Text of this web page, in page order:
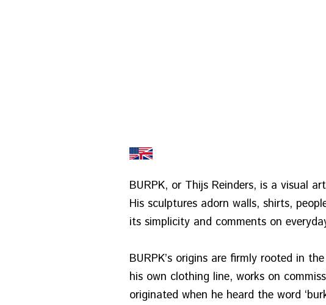
BURPK, or Thijs Reinders, is a visual
His sculptures adorn walls, shirts,
its simplicity and comments on
BURPK’s origins are firmly rooted in
his own clothing line, works on
originated when he heard the word